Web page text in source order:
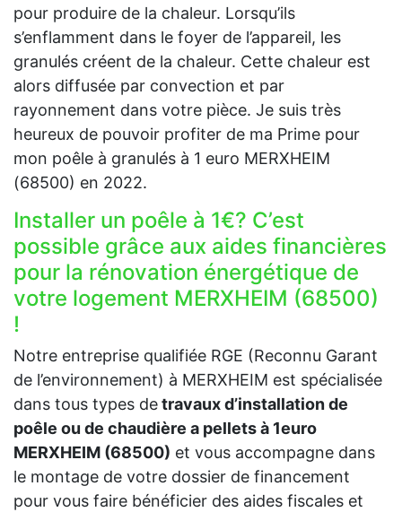
pour produire de la chaleur. Lorsqu’ils
s’enflamment dans le foyer de l’appareil, les
granulés créent de la chaleur. Cette chaleur est
alors diffusée par convection et par
rayonnement dans votre pièce. Je suis très
heureux de pouvoir profiter de ma Prime pour
mon poêle à granulés à 1 euro MERXHEIM
(68500) en 2022.
Installer un poêle à 1€? C’est
possible grâce aux aides financières
pour la rénovation énergétique de
votre logement MERXHEIM (68500)
!
Notre entreprise qualifiée RGE (Reconnu Garant
de l’environnement) à MERXHEIM est spécialisée
dans tous types detravaux d’installation de
poêle ou de chaudière a pellets à 1euro
MERXHEIM (68500) et vous accompagne dans
le montage de votre dossier de financement
pour vous faire bénéficier des aides fiscales et